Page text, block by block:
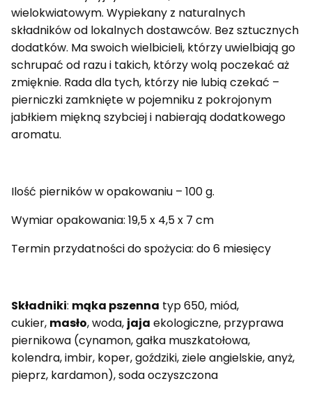
wielokwiatowym. Wypiekany z naturalnych
składników od lokalnych dostawców. Bez sztucznych
dodatków. Ma swoich wielbicieli, którzy uwielbiają go
schrupać od razu i takich, którzy wolą poczekać aż
zmięknie. Rada dla tych, którzy nie lubią czekać –
pierniczki zamknięte w pojemniku z pokrojonym
jabłkiem miękną szybciej i nabierają dodatkowego
aromatu.
Ilość pierników w opakowaniu – 100 g.
Wymiar opakowania: 19,5 x 4,5 x 7 cm
Termin przydatności do spożycia: do 6 miesięcy
Składniki: mąka pszenna typ 650, miód,
cukier, masło, woda, jaja ekologiczne, przyprawa
piernikowa (cynamon, gałka muszkatołowa,
kolendra, imbir, koper, goździki, ziele angielskie, anyż,
pieprz, kardamon), soda oczyszczona